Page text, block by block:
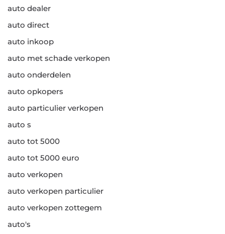
auto dealer
auto direct
auto inkoop
auto met schade verkopen
auto onderdelen
auto opkopers
auto particulier verkopen
auto s
auto tot 5000
auto tot 5000 euro
auto verkopen
auto verkopen particulier
auto verkopen zottegem
auto's